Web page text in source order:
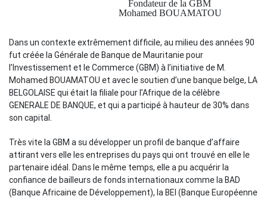
Fondateur de la GBM
Mohamed BOUAMATOU
Dans un contexte extrêmement difficile, au milieu des années 90
fut créée laGénérale de Banque de Mauritanie pour
l’Investissement et le Commerce (GBM) à l’initiative de M.
Mohamed BOUAMATOU et avec le soutien d’une banque belge, LA
BELGOLAISE qui était la filiale pour l’Afrique de la célèbre
GENERALE DE BANQUE, et qui a participé à hauteur de 30% dans
son capital.
Très vite la GBM a su développer un profil de banque d’affaire
attirant vers elle les entreprises du pays qui ont trouvé en elle le
partenaire idéal. Dans le même temps, elle a pu acquérir la
confiance de bailleurs de fonds internationaux comme la BAD
(Banque Africaine de Développement), la BEI (Banque Européenne